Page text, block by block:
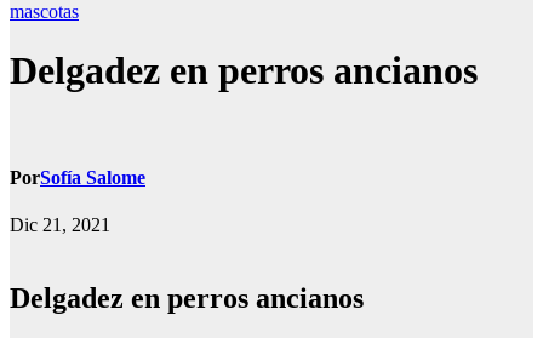
mascotas
Delgadez en perros ancianos
PorSofía Salome
Dic 21, 2021
Delgadez en perros ancianos